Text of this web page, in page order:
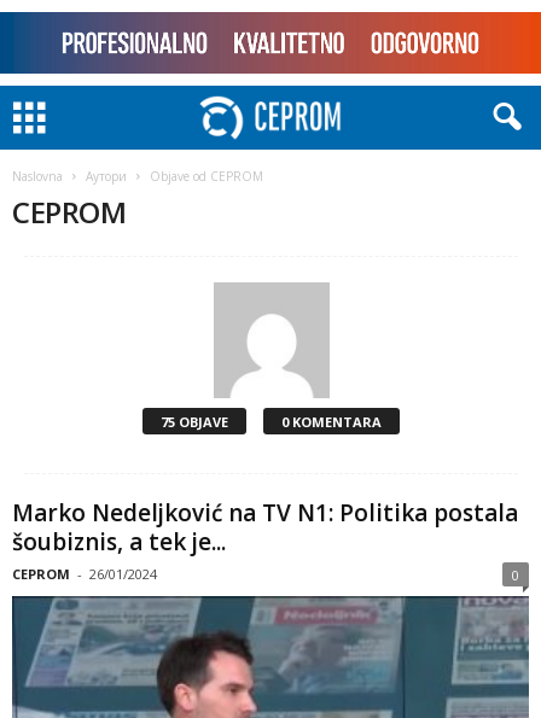
Naslovna Аутори Objave od CEPROM
CEPROM
75 OBJAVE 0 KOMENTARA
Marko Nedeljković na TV N1: Politika postala
šoubiznis, a tek je...
CEPROM - 26/01/2024 0